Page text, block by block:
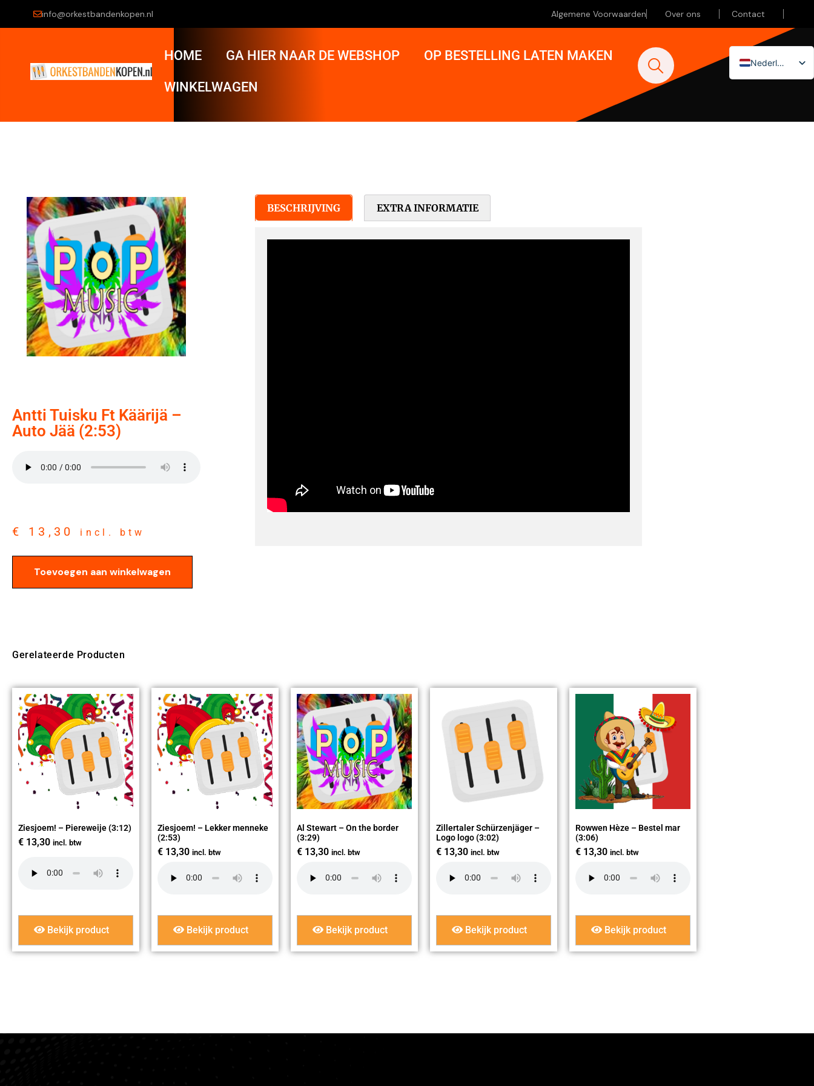
info@orkestbandenkopen.nl Algemene Voorwaarden Over ons Contact
HOME GA HIER NAAR DE WEBSHOP OP BESTELLING LATEN MAKEN
WINKELWAGEN
Nederlands
English (UK)
Antti Tuisku Ft Käärijä –
Auto Jää (2:53)
€ 13,30 incl. btw
Toevoegen aan winkelwagen
BESCHRIJVING EXTRA INFORMATIE
Gerelateerde Producten
Ziesjoem! – Piereweije (3:12)
€ 13,30 incl. btw
Bekijk product
Ziesjoem! – Lekker menneke
(2:53)
€ 13,30 incl. btw
Bekijk product
Al Stewart – On the border
(3:29)
€ 13,30 incl. btw
Bekijk product
Zillertaler Schürzenjäger –
Logo logo (3:02)
€ 13,30 incl. btw
Bekijk product
Rowwen Hèze – Bestel mar
(3:06)
€ 13,30 incl. btw
Bekijk product